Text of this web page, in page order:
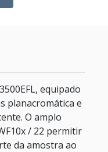
DE FASE
equipado
planacromática e
O amplo
/ 22 permitir
da amostra ao